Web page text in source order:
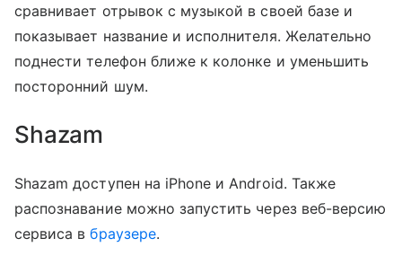
сравнивает отрывок с музыкой в своей базе и
показывает название и исполнителя. Желательно
поднести телефон ближе к колонке и уменьшить
посторонний шум.
Shazam
Shazam доступен на iPhone и Android. Также
распознавание можно запустить через веб-версию
сервиса вбраузере.